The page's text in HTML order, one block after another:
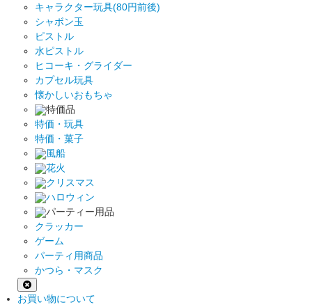
キャラクター玩具(80円前後)
シャボン玉
ピストル
水ピストル
ヒコーキ・グライダー
カプセル玩具
懐かしいおもちゃ
特価品
特価・玩具
特価・菓子
風船
花火
クリスマス
ハロウィン
パーティー用品
クラッカー
ゲーム
パーティ用商品
かつら・マスク
お買い物について